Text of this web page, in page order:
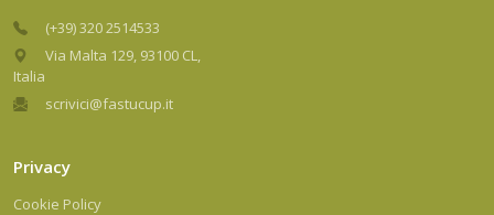
(+39) 320 2514533
Via Malta 129, 93100 CL,
Italia
scrivici@fastucup.it
Privacy
Cookie Policy